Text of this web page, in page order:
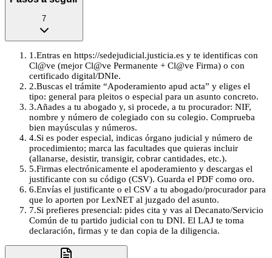
7
1 .Entras en https://sedejudicial.justicia.es y te identificas con
Cl@ve (mejor Cl@ve Permanente + Cl@ve Firma) o con
certificado digital/DNIe.
2.Buscas el trámite “Apoderamiento apud acta” y eliges el
tipo: general para pleitos o especial para un asunto concreto.
3.Añades a tu abogado y, si procede, a tu procurador: NIF,
nombre y número de colegiado con su colegio. Comprueba
bien mayúsculas y números.
4.Si es poder especial, indicas órgano judicial y número de
procedimiento; marca las facultades que quieras incluir
(allanarse, desistir, transigir, cobrar cantidades, etc.).
5.Firmas electrónicamente el apoderamiento y descargas el
justificante con su código (CSV). Guarda el PDF como oro.
6.Envías el justificante o el CSV a tu abogado/procurador para
que lo aporten por LexNET al juzgado del asunto.
7.Si prefieres presencial: pides cita y vas al Decanato/Servicio
Común de tu partido judicial con tu DNI. El LAJ te toma
declaración, firmas y te dan copia de la diligencia.